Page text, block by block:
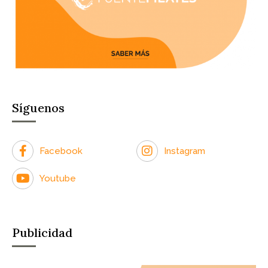
Síguenos
Facebook Instagram
Youtube
Publicidad